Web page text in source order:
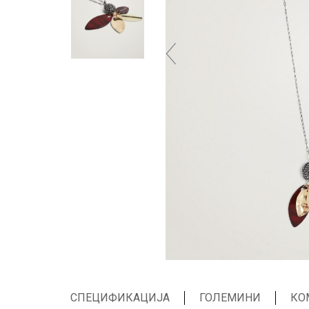
СПЕЦИФИКАЦИЈА ГОЛЕМИНИ